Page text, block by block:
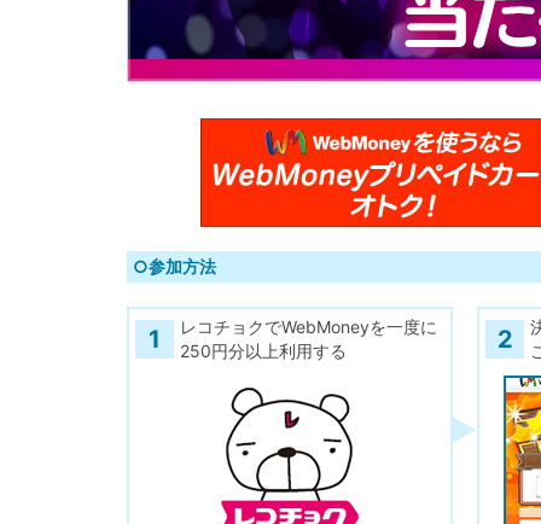
○参加方法
1
レコチョクでWebMoneyを一度に
250円分以上利用する
2